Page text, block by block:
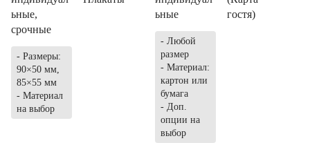
ьные,
срочные
- Размеры:
90×50 мм,
85×55 мм
- Материал
на выбор
ьные
- Любой
размер
- Материал:
картон или
бумага
- Доп.
опции на
выбор
гостя)